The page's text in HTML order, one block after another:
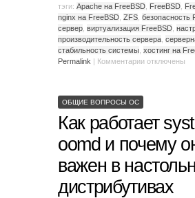
тэги: Apache на FreeBSD FreeBSD
nginx на FreeBSD ZFS безопасность
сервер виртуализация FreeBSD
производительность сервера
стабильность системы хостинг на
Permalink | Комментарии отключены
ОБЩИЕ ВОПРОСЫ ОС
Как работает
oomd и почему
важен в
дистрибутивах